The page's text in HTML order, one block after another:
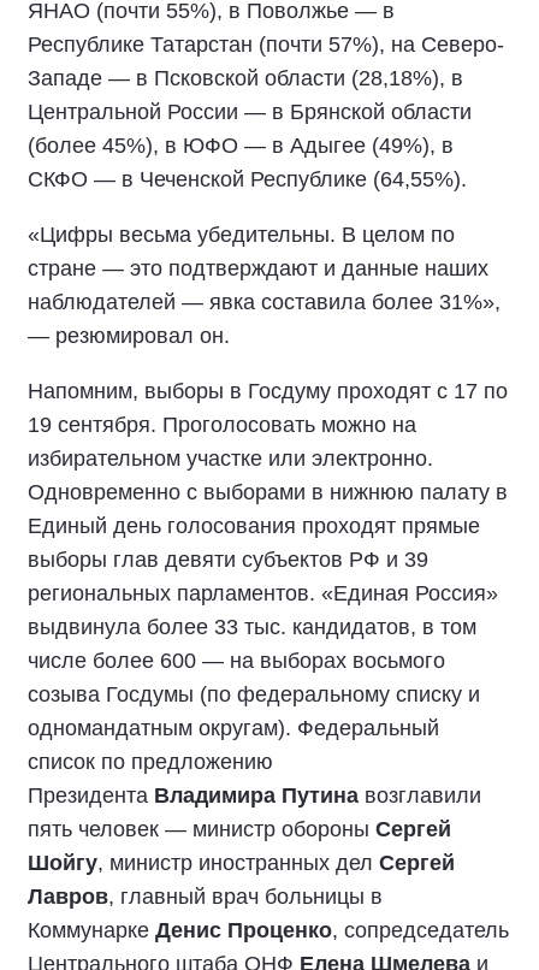
ЯНАО (почти 55%), в Поволжье — в
Республике Татарстан (почти 57%), на Северо-
Западе — в Псковской области (28,18%), в
Центральной России — в Брянской области
(более 45%), в ЮФО — в Адыгее (49%), в
СКФО — в Чеченской Республике (64,55%).
«Цифры весьма убедительны. В целом по
стране — это подтверждают и данные наших
наблюдателей — явка составила более 31%»,
— резюмировал он.
Напомним, выборы в Госдуму проходят с 17 по
19 сентября. Проголосовать можно на
избирательном участке или электронно.
Одновременно с выборами в нижнюю палату в
Единый день голосования проходят прямые
выборы глав девяти субъектов РФ и 39
региональных парламентов. «Единая Россия»
выдвинула более 33 тыс. кандидатов, в том
числе более 600 — на выборах восьмого
созыва Госдумы (по федеральному списку и
одномандатным округам). Федеральный
список по предложению
Президента Владимира Путина возглавили
пять человек — министр обороны Сергей
Шойгу, министр иностранных дел Сергей
Лавров, главный врач больницы в
Коммунарке Денис Проценко, сопредседатель
Центрального штаба ОНФ Елена Шмелева и